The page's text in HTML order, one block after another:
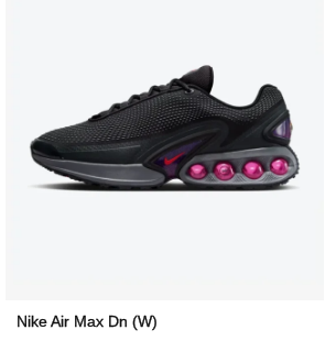
Nike Air Max Dn (W)